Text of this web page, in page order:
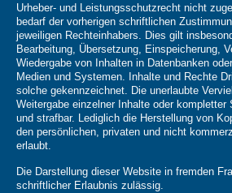
Urheber- und Leistungsschutzrecht nicht
bedarf der vorherigen schriftlichen
jeweiligen Rechteinhabers. Dies gilt
Bearbeitung, Übersetzung, Einspeicherung,
Wiedergabe von Inhalten in Datenbanken
Medien und Systemen. Inhalte und Rechte
solche gekennzeichnet. Die unerlaubte
Weitergabe einzelner Inhalte oder
und strafbar. Lediglich die Herstellung von
den persönlichen, privaten und nicht
erlaubt.
Die Darstellung dieser Website in fremden
schriftlicher Erlaubnis zulässig.